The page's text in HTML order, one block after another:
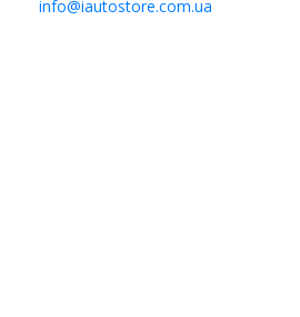
info@iautostore.com.ua